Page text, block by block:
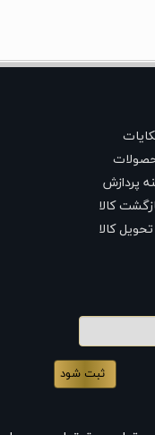
پردازش
کالا
کالا